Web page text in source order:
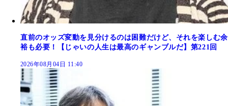
直前のオッズ変動を見分けるのは困難だけど、それを楽しむ余
裕も必要！【じゃいの人生は最高のギャンブルだ】第221回
2026年08月04日 11:40